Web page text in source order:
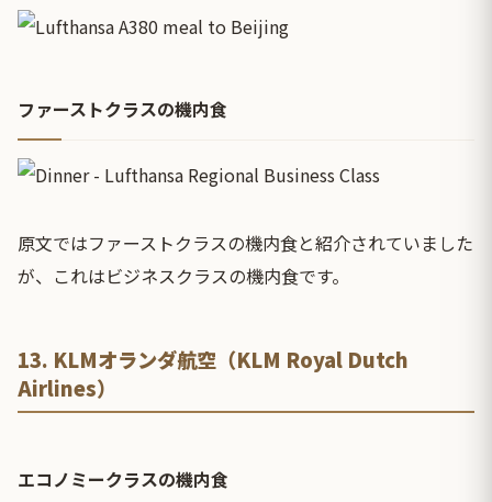
ファーストクラスの機内食
原文ではファーストクラスの機内食と紹介されていました
が、これはビジネスクラスの機内食です。
13. KLMオランダ航空（KLM Royal Dutch
Airlines）
エコノミークラスの機内食